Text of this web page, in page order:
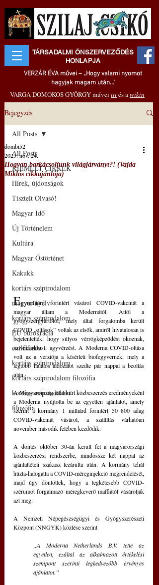
TÁRSADALMI ÖNSZERVEZŐDÉS
HONLAPJA
VERZÁR ÉVA művei – „Hogy valami nyomot
hagyjak magam után..."
VARGA DOMOKOS GYÖRGY művei ittés awikin
Bejegyzés
All Posts
KIEMELT CIKKEK
Hírek, újdonságok
Tisztelt Olvasó!
Magyar Idő
Új Történelem
Kultúra
Magyar Őstörténet
Kakukk
kortárs szépirodalom
magyar nyelv
kortárs szépirodalom
EU bürokrácia
emlékezés
kortárs szépirodalom
kortárs szépirodalom filozófia
kortárs szépirodalom
filozófia
All Posts
Hogyan barkácsoljunk világjárványt?! (Vajda
Miklós cikkajánlója)
dombi52
2025. nov. 24.
Egymilliárd forintért vásárol COVID-vakcinát a
magyar állam a Modernától. Attól a
gyógyszergyártótól, mely által forgalomba került
COVID „oltások” voltak az elsők, amiről hivatalosan is
bejelentették, hogy súlyos vérrögképződést okoznak,
szívinfarktust, agyvérzést. A Moderna COVID-oltása
volt az a verziója a kísérleti biofegyvernek, mely a
legtöbb halálos áldozatot szedte pár nappal a beoltás
után.
A Magyarország által kiírt közbeszerzés eredményeként
a Moderna nyújtotta be az egyetlen ajánlatot, amely
szerint a kormány 1 milliárd forintért 50 800 adag
COVID-vakcinát vásárol, a szállítás várhatóan
november második felében kezdődik.
A döntés október 30-án került fel a magyarországi
közbeszerzési rendszerbe, mindössze két nappal az
ajánlattételi szakasz lezárulta után. A kormány tehát
húzta-halogatta a COVID-méreginjekció megrendelését,
majd úgy döntöttek, hogy a legkétesebb COVID-
szérumot forgalmazó méregkeverő maffiától vásárolják
azt meg.
A Nemzeti Népegészségügyi és Gyógyszerészeti
Központ (NNGYK) közlése szerint
„A Moderna Netherlands B.V. tette az
egyetlen, ezáltal az alkalmazott értékelési
szempont szerinti legkedvezőbb érvényes
ajánlatot.”